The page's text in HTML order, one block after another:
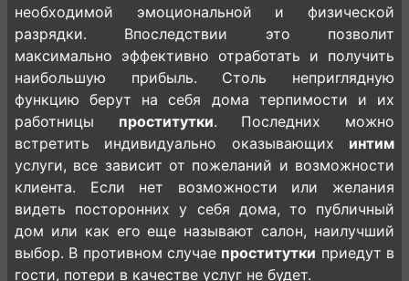
необходимой эмоциональной и физической
разрядки. Впоследствии это позволит
максимально эффективно отработать и получить
наибольшую прибыль. Столь неприглядную
функцию берут на себя дома терпимости и их
работницы проститутки. Последних можно
встретить индивидуально оказывающих интим
услуги, все зависит от пожеланий и возможности
клиента. Если нет возможности или желания
видеть посторонних у себя дома, то публичный
дом или как его еще называют салон, наилучший
выбор. В противном случае проститутки приедут в
гости, потери в качестве услуг не будет.